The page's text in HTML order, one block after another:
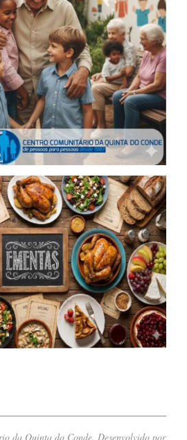
da Quinta do Conde. Desenvolvido por